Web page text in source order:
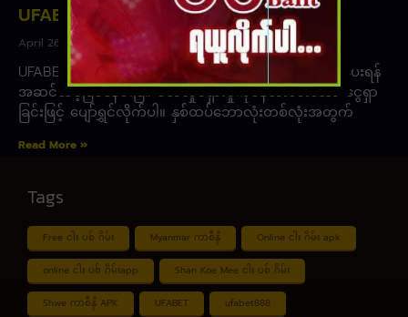
UFABET456
April 26, 2023
UFABET456 သည် သင့်အား ပျော်ရွှင်စွာဖြင့် ဝန်ဆောင်မှုပေးရန်
အဆင်သင့်ဖြစ်နေပါပြီ။ စိတ်လှုပ်ရှားမှုကိုဖန်တီးပေးသော ငွေရှာ
ခြင်းဖြင့် ပျော်ရွှင်လိုက်ပါ။ နှစ်ထပ်ဘောလုံးတစ်လုံးအတွက်
Read More »
Tags
Free ငါး ပစ် ဂိမ်း Myanmar ကာစီနို Online ငါး ဂိမ်း apk
online ငါး ပစ် ဂိမ်းapp Shan Koe Mee ငါး ပစ် ဂိမ်း
Shwe ကာစီနို APK UFABET ufabet888